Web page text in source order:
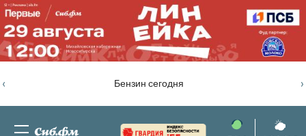
Бензин сегодня
‹ ›